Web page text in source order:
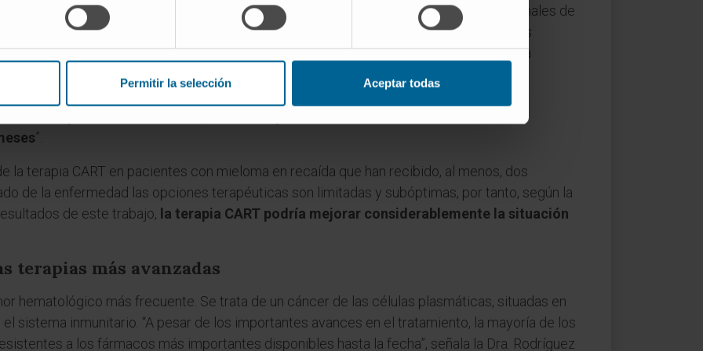
Permitir la selección Aceptar todas
Squibb, ha contado con la participación de casi 20 centros nacionales e internacionales de
Universidad de Navarra el que más pacientes ha reclutado
. “Hemos asignado a los
CART o al tratamiento estándar, contando con que los pacientes asignados a la rama
cel en el momento de la progresión”, expone la especialista del Área de Cáncer
tratamiento estándar es insuficiente, ya que la mediana de supervivencia libre de
CART supera los trece meses, mientras que la observada con el tratamiento
”.
la terapia CART en pacientes con mieloma en recaída que han recibido, al menos, dos
de la enfermedad las opciones terapéuticas son limitadas y subóptimas, por tanto, según la
de este trabajo, la terapia CART podría mejorar considerablemente la situación
terapias más avanzadas
hematológico más frecuente. Se trata de un cáncer de las células plasmáticas, situadas en
sistema inmunitario. “A pesar de los importantes avances en el tratamiento, la mayoría de los
a los fármacos más importantes disponibles hasta la fecha”, señala la Dra. Rodríguez